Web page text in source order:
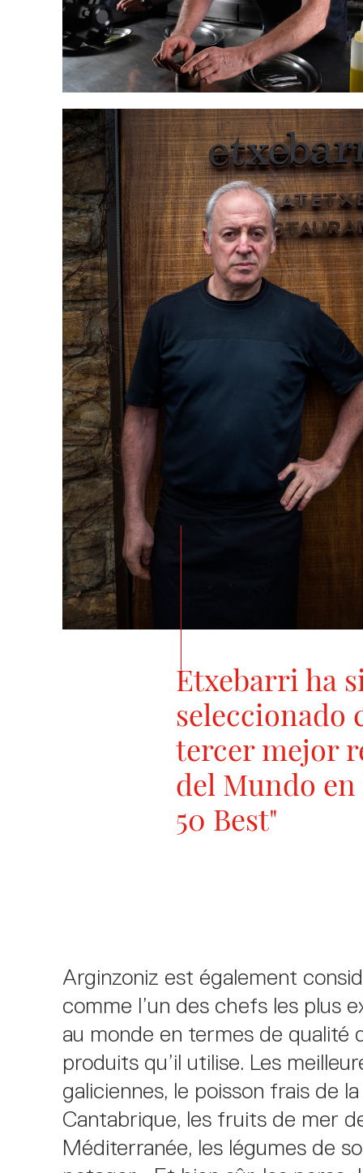
Etxebarri ha
seleccionado
tercer mejor
del Mundo
50 Best"
Arginzoniz est également
comme l’un des chefs les plus
au monde en termes de qualité
produits qu’il utilise. Les
galiciennes, le poisson frais de
Cantabrique, les fruits de mer
Méditerranée, les légumes de